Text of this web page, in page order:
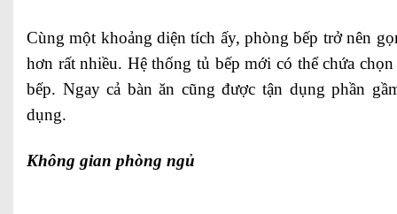
Cùng một khoảng diện tích ấy, phòng bếp trở nên
hơn rất nhiều. Hệ thống tủ bếp mới có thể chứa
bếp. Ngay cả bàn ăn cũng được tận dụng phần
dụng.
Không gian phòng ngủ